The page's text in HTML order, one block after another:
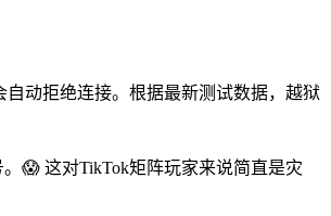
动拒绝连接。根据最新测试数据，越狱
😱 这对TikTok矩阵玩家来说简直是灾